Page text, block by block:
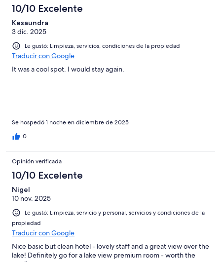
10/10 Excelente
Kesaundra
3 dic. 2025
Le gustó: Limpieza, servicios, condiciones de la propiedad
Traducir con Google
It was a cool spot. I would stay again.
Se hospedó 1 noche en diciembre de 2025
0
Opinión verificada
10/10 Excelente
Nigel
10 nov. 2025
Le gustó: Limpieza, servicio y personal, servicios y condiciones de la
propiedad
Traducir con Google
Nice basic but clean hotel - lovely staff and a great view over the
lake! Definitely go for a lake view premium room - worth the